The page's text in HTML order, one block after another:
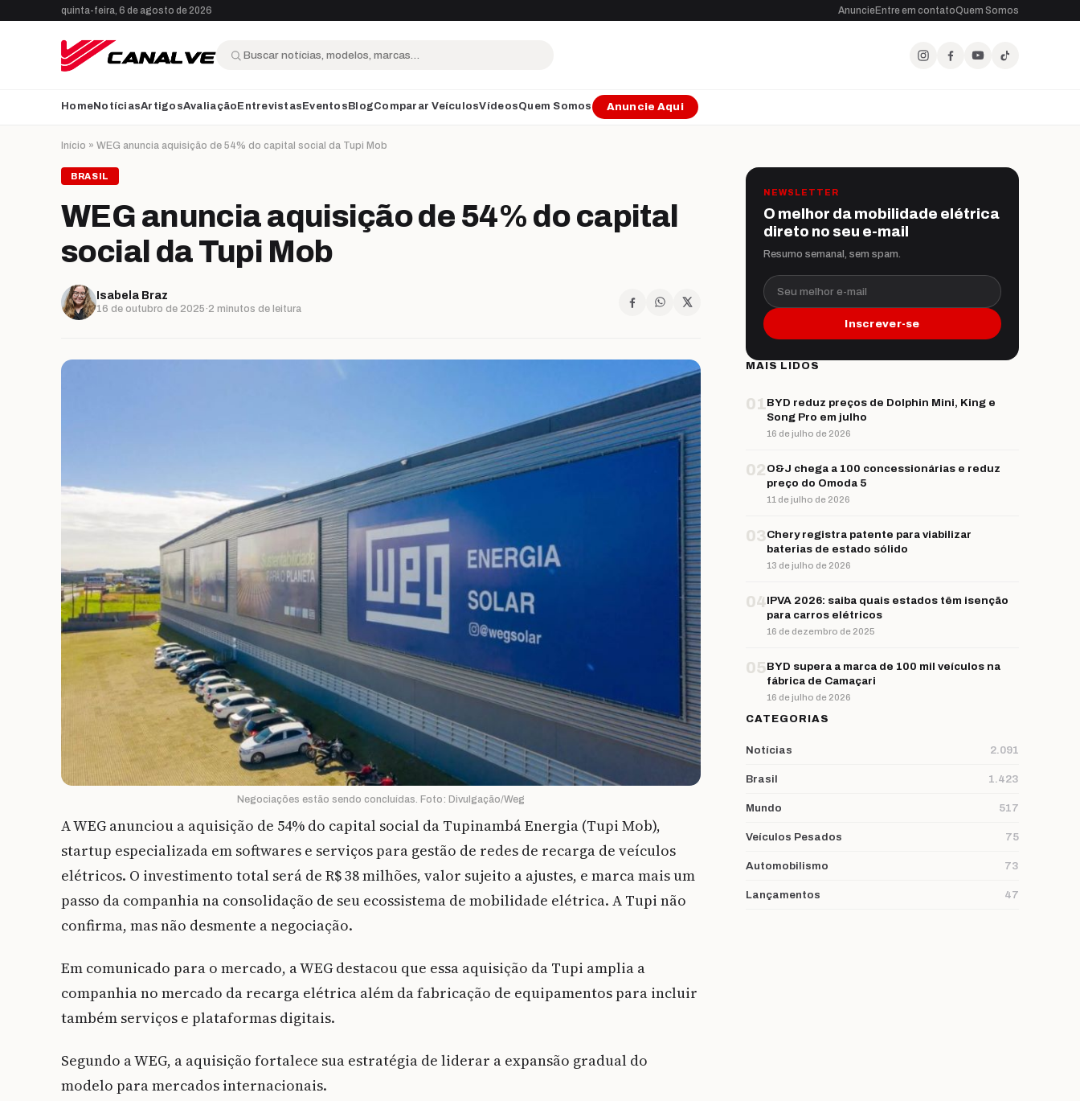
Ir para o conteúdoquinta-feira, 6 de agosto de 2026 AnuncieEntre em contatoQuem Somos
Buscar
HomeNotíciasArtigosAvaliação Entrevistas Eventos BlogComparar VeículosVídeosQuem Somos Anuncie Aqui
Início » WEG anuncia aquisição de 54% do capital social da Tupi Mob
BRASIL
WEG anuncia aquisição de 54% do capital
social da Tupi Mob
Isabela Braz
16 de outubro de 2025·2 minutos de leitura
Negociações estão sendo concluídas. Foto: Divulgação/Weg
A WEG anunciou a aquisição de 54% do capital social da Tupinambá Energia (Tupi Mob),
startup especializada em softwares e serviços para gestão de redes de recarga de veículos
elétricos. O investimento total será de R$ 38 milhões, valor sujeito a ajustes, e marca mais um
passo da companhia na consolidação de seu ecossistema de mobilidade elétrica. A Tupi não
confirma, mas não desmente a negociação.
Em comunicado para o mercado, a WEG destacou que essa aquisição da Tupi amplia a
companhia no mercado da recarga elétrica além da fabricação de equipamentos para incluir
também serviços e plataformas digitais.
Segundo a WEG, a aquisição fortalece sua estratégia de liderar a expansão gradual do
modelo para mercados internacionais.
NEWSLETTER
O melhor da mobilidade elétrica
direto no seu e-mail
Resumo semanal, sem spam.
Seu melhor e-mail
Inscrever-se
MAIS LIDOS
01BYD reduz preços de Dolphin Mini, King e
Song Pro em julho
16 de julho de 2026
02 O&J chega a 100 concessionárias e reduz
preço do Omoda 5
11 de julho de 2026
03Chery registra patente para viabilizar
baterias de estado sólido
13 de julho de 2026
04IPVA 2026: saiba quais estados têm isenção
para carros elétricos
16 de dezembro de 2025
05BYD supera a marca de 100 mil veículos na
fábrica de Camaçari
16 de julho de 2026
CATEGORIAS
Notícias 2.091
Brasil 1.423
Mundo 517
Veículos Pesados 75
Automobilismo 73
Lançamentos 47